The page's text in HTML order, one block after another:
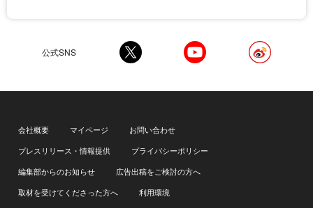
公式SNS
会社概要 マイページ
お問い合わせ
プレスリリース・情報提供
プライバシーポリシー
編集部からのお知らせ
広告出稿をご検討の方へ
取材を受けてくださった方へ
利用環境